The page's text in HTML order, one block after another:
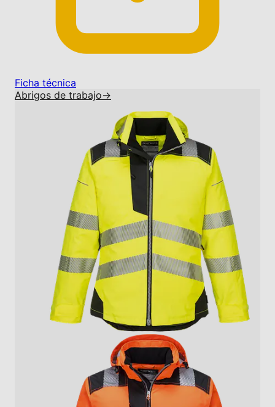
Ficha técnica
Abrigos de trabajo→